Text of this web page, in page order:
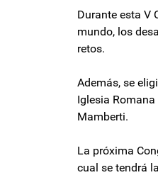
Durante esta V
mundo, los
retos.
Además, se
Iglesia
Mamberti.
La próxima
cual se tendrá